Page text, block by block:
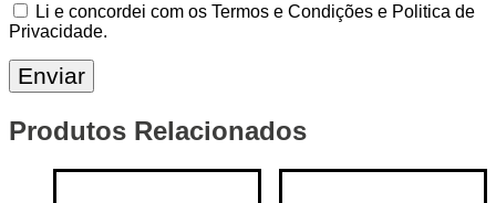
Li e concordei com os Termos e Condições e Politica de
Privacidade.
Produtos Relacionados